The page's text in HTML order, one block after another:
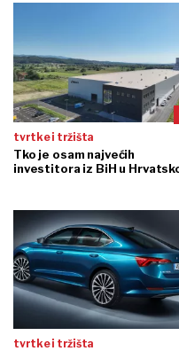
tvrtke i tržišta
Tko je osam najvećih
investitora iz BiH u
tvrtke i tržišta